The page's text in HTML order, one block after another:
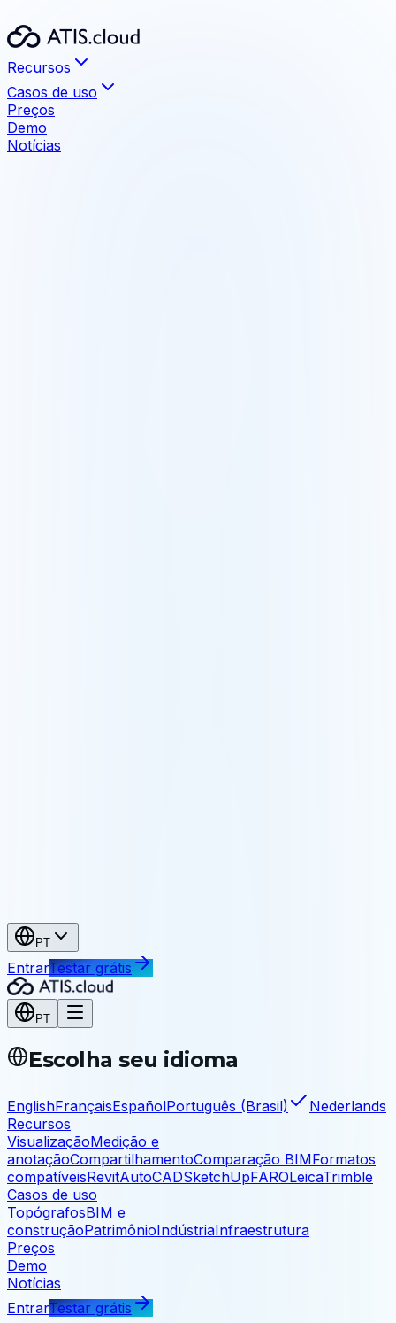
Recursos
Casos de uso
Preços
Demo
Notícias
PT
EntrarTestar grátis
PT
Escolha seu idioma
EnglishFrançaisEspañolPortuguês (Brasil)
Nederlands
Recursos
VisualizaçãoMedição e
anotaçãoCompartilhamentoComparação BIMFormatos
compatíveisRevitAutoCADSketchUpFAROLeicaTrimble
Casos de uso
TopógrafosBIM e
construçãoPatrimônioIndústriaInfraestrutura
Preços
Demo
Notícias
EntrarTestar grátis